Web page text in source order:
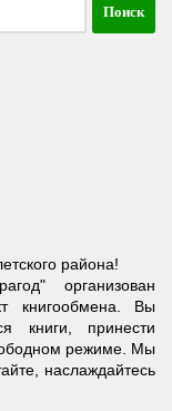
района!
организован
книгообмена. Вы
книги, принести
режиме. Мы
наслаждайтесь